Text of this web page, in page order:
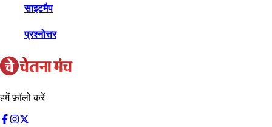
साइटमैप
प्रश्नोत्तर
हमें फ़ॉलो करें